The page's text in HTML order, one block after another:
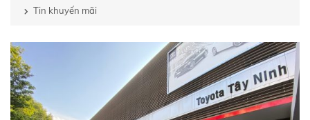
Tin khuyến mãi